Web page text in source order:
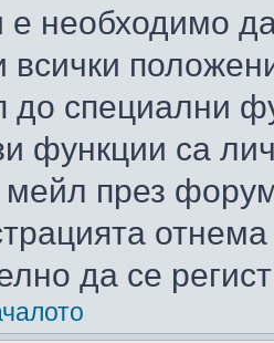
необходимо
до специални
функции са
през
да се